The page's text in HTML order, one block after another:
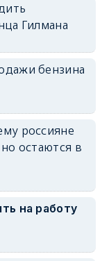
Гилмана
бензина
россияне
остаются в
на работу